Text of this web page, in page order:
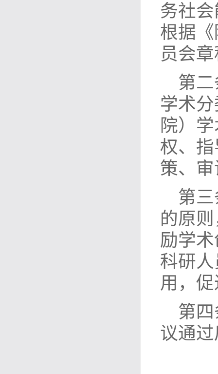
务社
根据
员会
第
学术
院）
权、
策、
第
的原
励学
科研
用，
第
议通